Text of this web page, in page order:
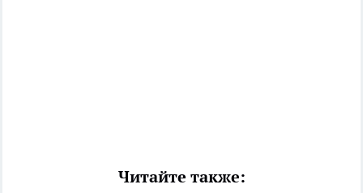
Читайте также: